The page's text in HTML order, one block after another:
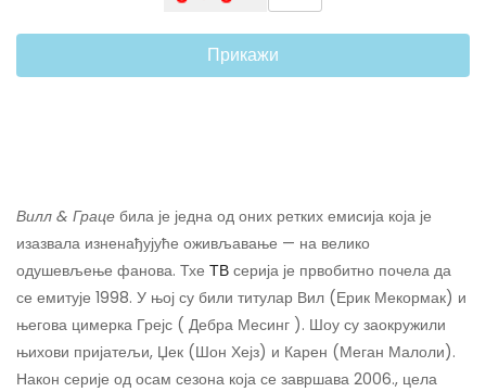
Прикажи
Вилл & Граце била је једна од оних ретких емисија која је
изазвала изненађујуће оживљавање — на велико
одушевљење фанова. Тхе ТВ серија је првобитно почела да
се емитује 1998. У њој су били титулар Вил (Ерик Мекормак) и
његова цимерка Грејс ( Дебра Месинг ). Шоу су заокружили
њихови пријатељи, Џек (Шон Хејз) и Карен (Меган Малоли).
Након серије од осам сезона која се завршава 2006., цела